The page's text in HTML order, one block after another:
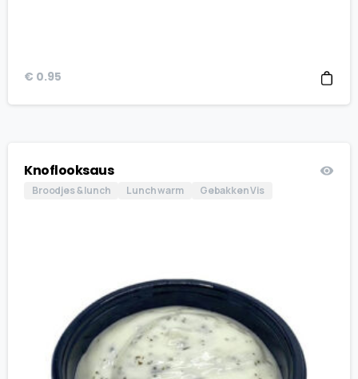
€ 0.95
Knoflooksaus
Broodjes & lunch Lunch warm Gebakken Vis